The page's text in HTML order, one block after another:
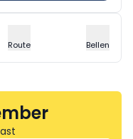
Route Bellen